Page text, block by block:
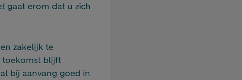
gaat erom dat u zich
zakelijk te
toekomst blijft
bij aanvang goed in